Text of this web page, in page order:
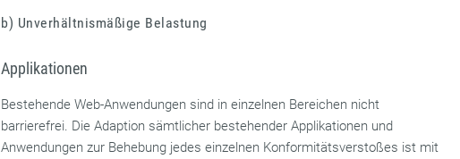
b) Unverhältnismäßige Belastung
Applikationen
Bestehende Web-Anwendungen sind in einzelnen Bereichen nicht
barrierefrei. Die Adaption sämtlicher bestehender Applikationen und
Anwendungen zur Behebung jedes einzelnen Konformitätsverstoßes ist mit